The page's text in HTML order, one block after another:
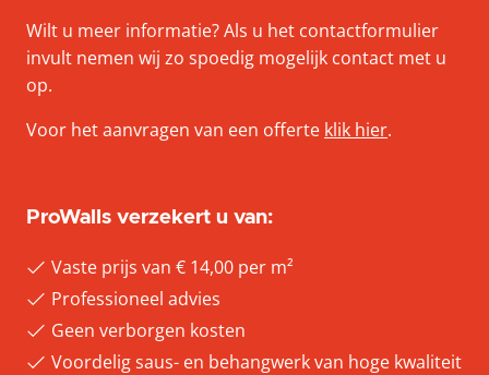
Wilt u meer informatie? Als u het contactformulier
invult nemen wij zo spoedig mogelijk contact met u
op.
Voor het aanvragen van een offerte klik hier.
ProWalls verzekert u van:
Vaste prijs van € 14,00 per m²
Professioneel advies
Geen verborgen kosten
Voordelig saus- en behangwerk van hoge kwaliteit